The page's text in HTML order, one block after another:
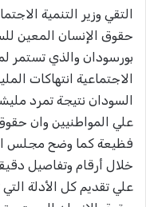
التقي وزير التنمية
حقوق الإنسان المعين
بورسودان والذي تستمر
الاجتماعية انتهاكات
السودان نتيجة تمرد
علي المواطنيين وان
فظيعة كما وضح مجلس
خلال أرقام وتفاصيل
علي تقديم كل الأدلة التي